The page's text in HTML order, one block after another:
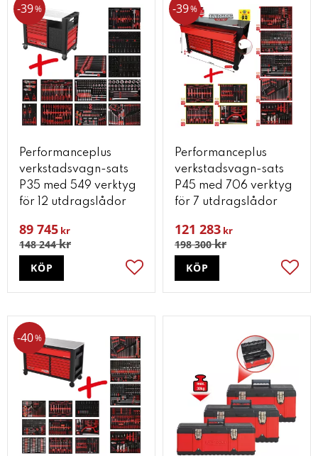
Performanceplus
verkstadsvagn-sats
P35 med 549 verktyg
för 12 utdragslådor
89 745 kr
148 244kr
39%
Lägg till i favoriter
KÖP
Performanceplus
verkstadsvagn-sats
P45 med 706 verktyg
för 7 utdragslådor
121 283 kr
198 300kr
39%
KÖP
40%